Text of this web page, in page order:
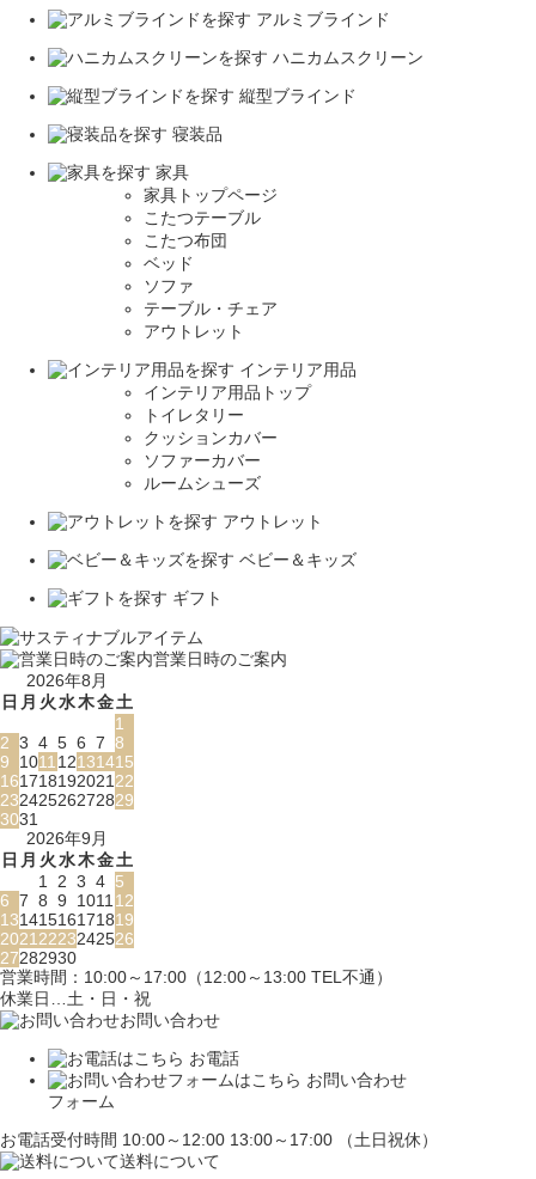
アルミブラインド
ハニカムスクリーン
縦型ブラインド
寝装品
家具
家具トップページ
こたつテーブル
こたつ布団
ベッド
ソファ
テーブル・チェア
アウトレット
インテリア用品
インテリア用品トップ
トイレタリー
クッションカバー
ソファーカバー
ルームシューズ
アウトレット
ベビー＆キッズ
ギフト
営業日時のご案内
2026年8月
日 月 火水木金土
1
2 3 4 5 6 7 8
9
101112131415
16171819202122
23242526272829
3031
2026年9月
日 月 火水木金土
1 2 3 4 5
6 7 8 9 101112
13141516171819
20212223242526
27282930
営業時間：10:00～17:00（12:00～13:00 TEL不通）
休業日…土・日・祝
お問い合わせ
お電話
お問い合わせ
フォーム
お電話受付時間 10:00～12:00 13:00～17:00 （土日祝休）
送料について